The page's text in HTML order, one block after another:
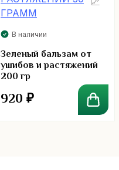
В наличии
Зеленый бальзам от
ушибов и растяжений
200 гр
920 ₽